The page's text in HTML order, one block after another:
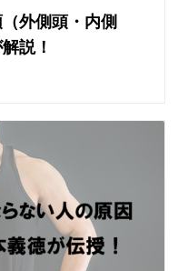
外側頭・内側
説！